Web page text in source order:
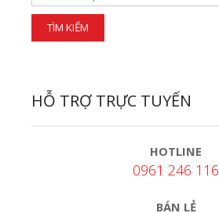
HỖ TRỢ TRỰC TUYẾN
HOTLINE
0961 246 116
BÁN LẺ